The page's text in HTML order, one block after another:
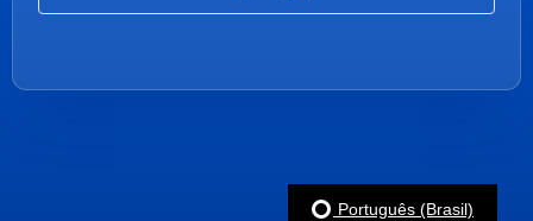
Português (Brasil)